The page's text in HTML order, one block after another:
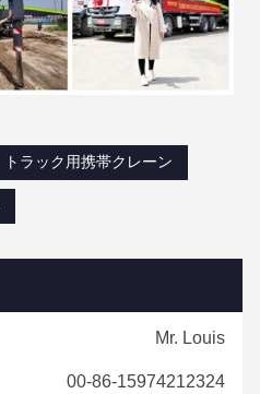
トラック用携帯クレーン
Mr. Louis
00-86-15974212324